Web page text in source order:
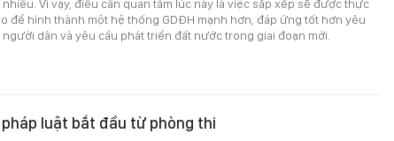
Vì vậy, điều cần quan tâm lúc này là việc sắp xếp sẽ được thực
để hình thành một hệ thống GDĐH mạnh hơn, đáp ứng tốt hơn yêu
người dân và yêu cầu phát triển đất nước trong giai đoạn mới.
luật bắt đầu từ phòng thi